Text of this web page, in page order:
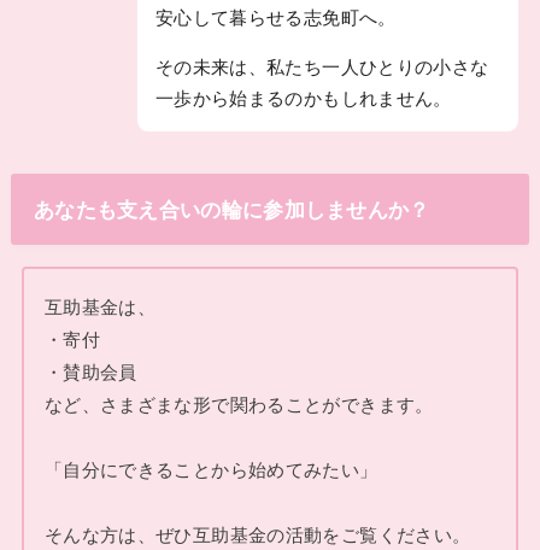
安心して暮らせる志免町へ。
その未来は、私たち一人ひとりの小さな
一歩から始まるのかもしれません。
あなたも支え合いの輪に参加しませんか？
互助基金は、
・寄付
・賛助会員
など、さまざまな形で関わることができます。
「自分にできることから始めてみたい」
そんな方は、ぜひ互助基金の活動をご覧ください。